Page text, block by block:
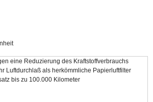
eine Reduzierung des Kraftstoffverbrauchs
Luftdurchlaß als herkömmliche Papierluftfilter
bis zu 100.000 Kilometer